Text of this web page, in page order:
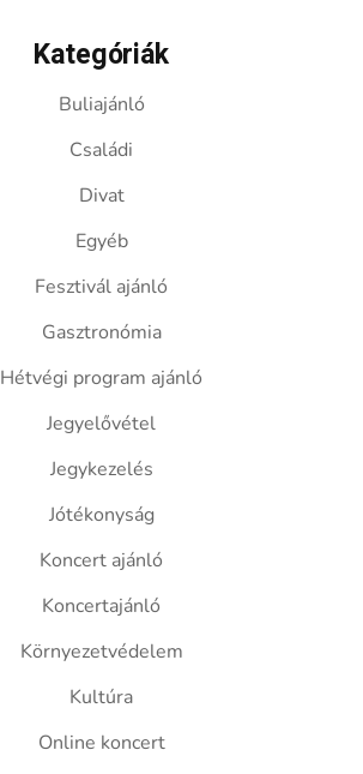
Kategóriák
Buliajánló
Családi
Divat
Egyéb
Fesztivál ajánló
Gasztronómia
Hétvégi program ajánló
Jegyelővétel
Jegykezelés
Jótékonyság
Koncert ajánló
Koncertajánló
Környezetvédelem
Kultúra
Online koncert